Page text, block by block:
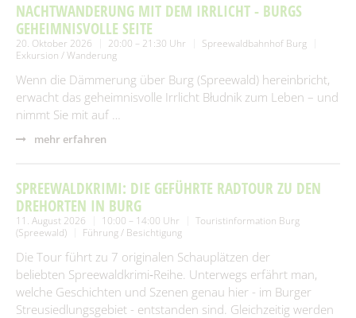
NACHTWANDERUNG MIT DEM IRRLICHT - BURGS
GEHEIMNISVOLLE SEITE
20. Oktober 2026 20:00 – 21:30 Uhr
Spreewaldbahnhof Burg
Exkursion / Wanderung
Wenn die Dämmerung über Burg (Spreewald) hereinbricht,
erwacht das geheimnisvolle Irrlicht Błudnik zum Leben – und
nimmt Sie mit auf …
mehr erfahren
SPREEWALDKRIMI: DIE GEFÜHRTE RADTOUR ZU DEN
DREHORTEN IN BURG
11. August 2026 10:00 – 14:00 Uhr
Touristinformation Burg
(Spreewald)
Führung / Besichtigung
Die Tour führt zu 7 originalen Schauplätzen der
beliebten Spreewaldkrimi‑Reihe. Unterwegs erfährt man,
welche Geschichten und Szenen genau hier - im Burger
Streusiedlungsgebiet - entstanden sind. Gleichzeitig werden